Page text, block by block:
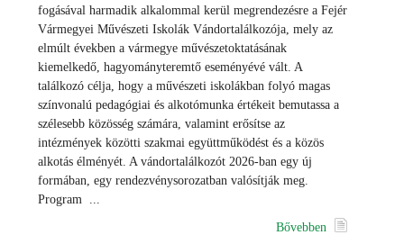
fogásával harmadik alkalommal kerül megrendezésre a Fejér
Vármegyei Művészeti Iskolák Vándortalálkozója, mely az
elmúlt években a vármegye művészetoktatásának
kiemelkedő, hagyományteremtő eseményévé vált. A
találkozó célja, hogy a művészeti iskolákban folyó magas
színvonalú pedagógiai és alkotómunka értékeit bemutassa a
szélesebb közösség számára, valamint erősítse az
intézmények közötti szakmai együttműködést és a közös
alkotás élményét. A vándortalálkozót 2026-ban egy új
formában, egy rendezvénysorozatban valósítják meg.
Program ...
Bővebben